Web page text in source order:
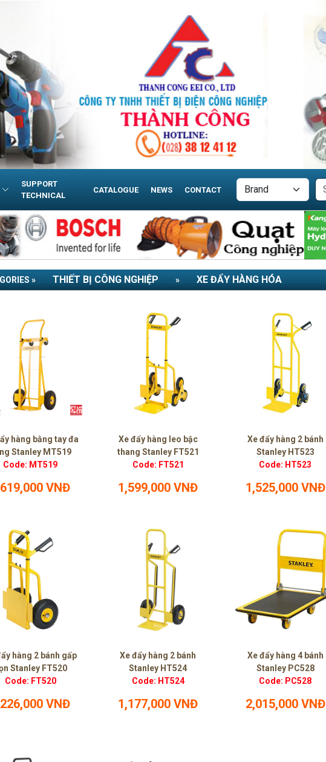
SUPPORT
TECHNICAL
CATALOGUE NEWS CONTACT
» THIẾT BỊ CÔNG NGHIỆP » XE ĐẨY HÀNG HÓA
hàng bằng tay đa
Stanley MT519
Code: MT519
VNĐ
Xe đẩy hàng leo bậc
thang Stanley FT521
Code: FT521
1,599,000 VNĐ
Xe đẩy hàng 2 bánh
Stanley HT523
Code: HT523
1,525,000 VNĐ
hàng 2 bánh gấp
Stanley FT520
Code: FT520
VNĐ
Xe đẩy hàng 2 bánh
Stanley HT524
Code: HT524
1,177,000 VNĐ
Xe đẩy hàng 4 bánh
Stanley PC528
Code: PC528
2,015,000 VNĐ